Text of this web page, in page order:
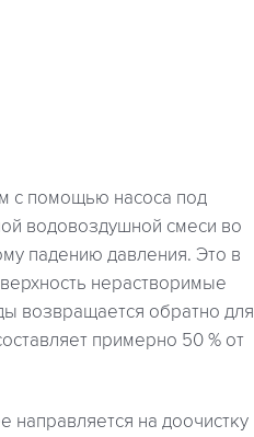
с помощью насоса под
водовоздушной смеси во
падению давления. Это в
нерастворимые
возвращается обратно для
примерно 50 % от
на доочистку